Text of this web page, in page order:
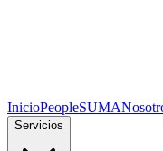
InicioPeopleSUMA
Servicios